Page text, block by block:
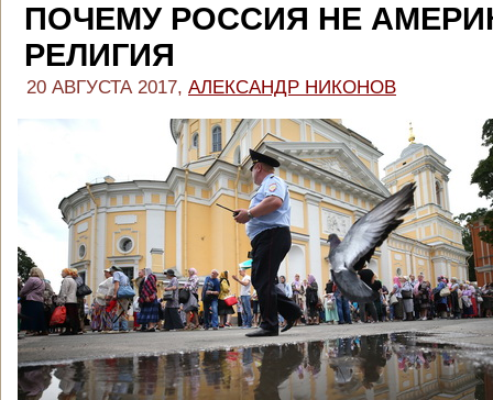
ПОЧЕМУ РОССИЯ НЕ
РЕЛИГИЯ
20 АВГУСТА 2017, АЛЕКСАНДР НИКОНОВ